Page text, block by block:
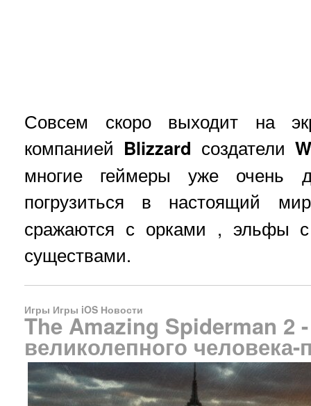
Совсем скоро выходит на
компанией Blizzard создатели
многие геймеры уже очень
погрузиться в настоящий
сражаются с орками , эльфы
существами.
Игры Игры iOS Новости
The Amazing Spiderman 2
великолепного человека-